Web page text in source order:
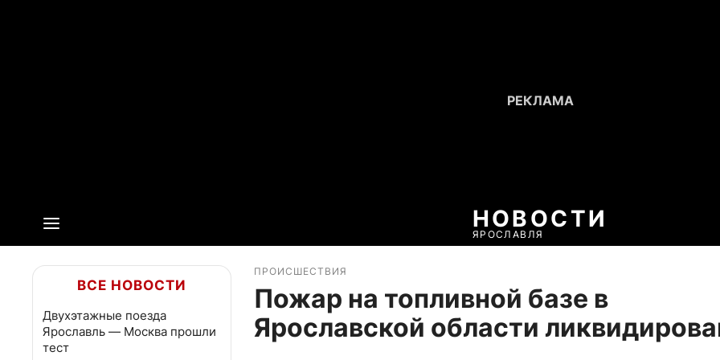
НОВОСТИ
ЯРОСЛАВЛЯ
ВСЕ НОВОСТИ
Двухэтажные поезда
Ярославль — Москва прошли
тест
ПРОИСШЕСТВИЯ
Пожар на топливной базе в
Ярославской области